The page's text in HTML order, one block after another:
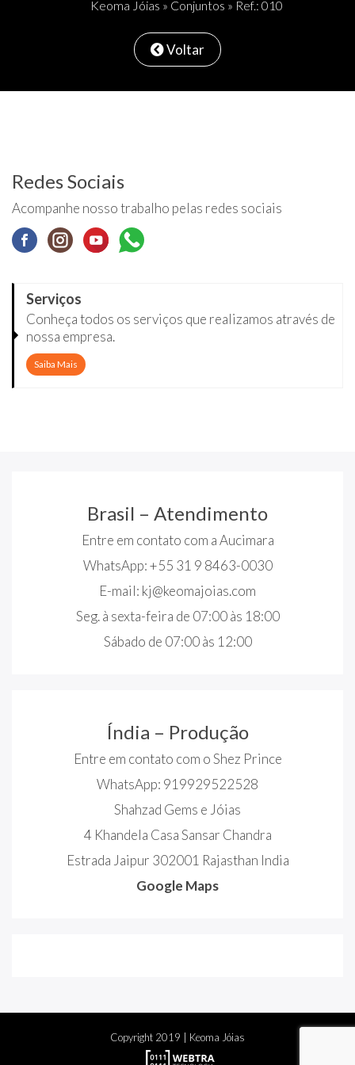
Keoma Jóias » Conjuntos » Ref.: 010
Voltar
Redes Sociais
Acompanhe nosso trabalho pelas redes sociais
Serviços
Conheça todos os serviços que realizamos através de
nossa empresa.
Saiba Mais
Brasil – Atendimento
Entre em contato com a Aucimara
WhatsApp: +55 31 9 8463-0030
E-mail: kj@keomajoias.com
Seg. à sexta-feira de 07:00 às 18:00
Sábado de 07:00 às 12:00
Índia – Produção
Entre em contato com o Shez Prince
WhatsApp: 919929522528
Shahzad Gems e Jóias
4 Khandela Casa Sansar Chandra
Estrada Jaipur 302001 Rajasthan India
Google Maps
Copyright 2019 | Keoma Jóias